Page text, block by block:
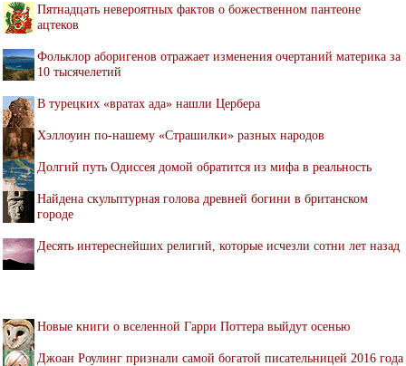
Пятнадцать невероятных фактов о божественном пантеоне
ацтеков
Фольклор аборигенов отражает изменения очертаний материка за
10 тысячелетий
В турецких «вратах ада» нашли Цербера
Хэллоуин по-нашему «Страшилки» разных народов
Долгий путь Одиссея домой обратится из мифа в реальность
Найдена скульптурная голова древней богини в британском
городе
Десять интереснейших религий, которые исчезли сотни лет назад
Новые книги о вселенной Гарри Поттера выйдут осенью
Джоан Роулинг признали самой богатой писательницей 2016 года